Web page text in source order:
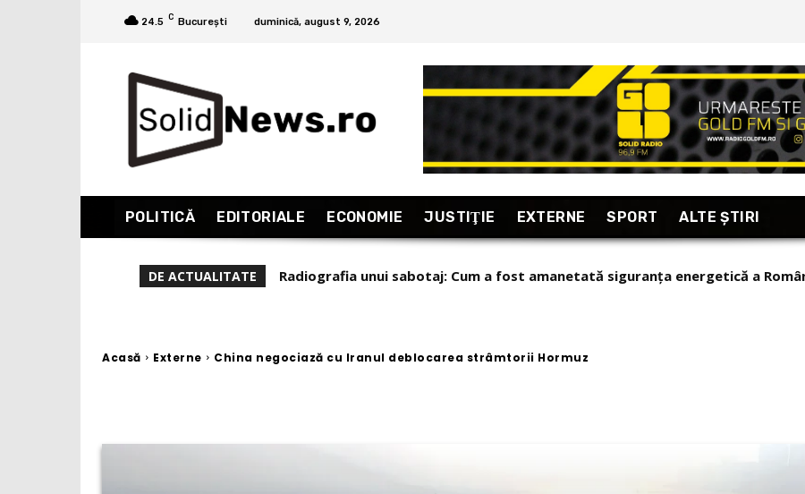
24.5 C București duminică, august 9, 2026
POLITICĂ EDITORIALE ECONOMIE JUSTIŢIE EXTERNE SPORT ALTE ŞTIRI
DE ACTUALITATE Stela Giurgeanu (DILEMA): Cât de controlabilă mai este Inteligența Artificială?
Acasă Externe China negociază cu Iranul deblocarea strâmtorii Hormuz